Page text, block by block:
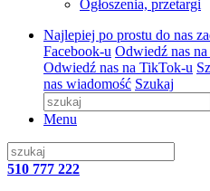
Ogłoszenia, przetargi
Najlepiej po prostu do nas
Facebook-u Odwiedź nas
Odwiedź nas na TikTok-u
nas wiadomość Szukaj
Menu
510 777 222